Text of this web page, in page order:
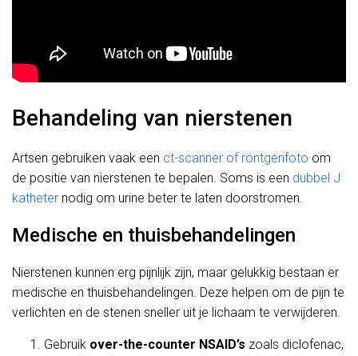
Behandeling van nierstenen
Artsen gebruiken vaak een ct-scanner of röntgenfoto om
de positie van nierstenen te bepalen. Soms is een dubbel J
katheter nodig om urine beter te laten doorstromen.
Medische en thuisbehandelingen
Nierstenen kunnen erg pijnlijk zijn, maar gelukkig bestaan er
medische en thuisbehandelingen. Deze helpen om de pijn te
verlichten en de stenen sneller uit je lichaam te verwijderen.
Gebruik over-the-counter NSAID’s zoals diclofenac,